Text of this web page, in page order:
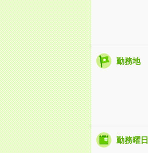
勤務地
勤務曜日